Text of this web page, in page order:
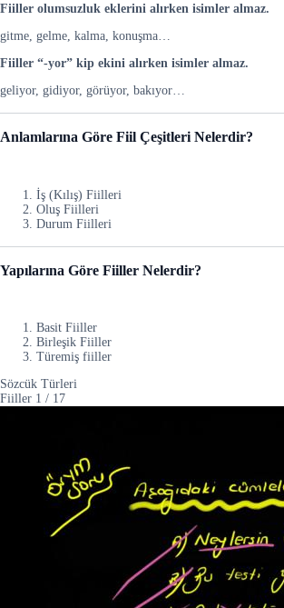
Fiiller olumsuzluk eklerini alırken isimler almaz.
gitme, gelme, kalma, konuşma…
Fiiller “-yor” kip ekini alırken isimler almaz.
geliyor, gidiyor, görüyor, bakıyor…
Anlamlarına Göre Fiil Çeşitleri Nelerdir?
İş (Kılış) Fiilleri
Oluş Fiilleri
Durum Fiilleri
Yapılarına Göre Fiiller Nelerdir?
Basit Fiiller
Birleşik Fiiller
Türemiş fiiller
Sözcük Türleri
Fiiller 1 / 17